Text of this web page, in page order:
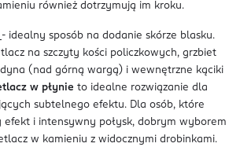
również dotrzymują im kroku.
- idealny sposób na dodanie skórze blasku.
na szczyty kości policzkowych, grzbiet
(nad górną wargą) i wewnętrzne kąciki
w płynie to idealne rozwiązanie dla
subtelnego efektu. Dla osób, które
efekt i intensywny połysk, dobrym wyborem
w kamieniu z widocznymi drobinkami.